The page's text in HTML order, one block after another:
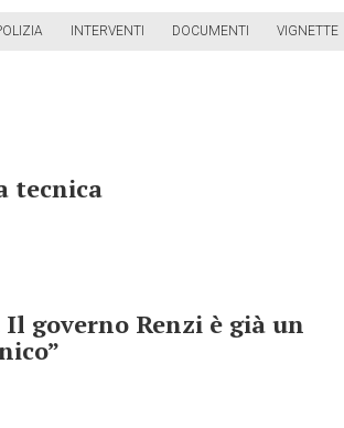
INTERVENTI DOCUMENTI VIGNETTE
tecnica
governo Renzi è già un